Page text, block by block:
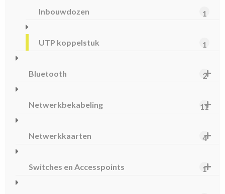
Inbouwdozen 1
UTP koppelstuk 1
Bluetooth 2
Netwerkbekabeling 11
Netwerkkaarten 4
Switches en Accesspoints 1